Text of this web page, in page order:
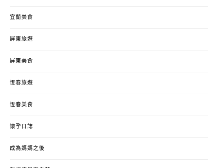
宜蘭美食
屏東旅遊
屏東美食
恆春旅遊
恆春美食
懷孕日誌
成為媽媽之後